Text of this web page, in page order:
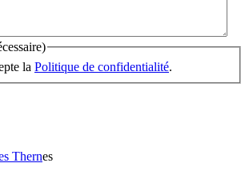
la Politique de confidentialité.
Thernes